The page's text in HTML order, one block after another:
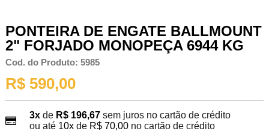
PONTEIRA DE ENGATE BALLMOUNT
2" FORJADO MONOPEÇA 6944 KG
Cod. do Produto: 5985
R$ 590,00
3xde R$ 196,67 sem juros no cartão de crédito
ou até 10xde R$ 70,00no cartão de crédito